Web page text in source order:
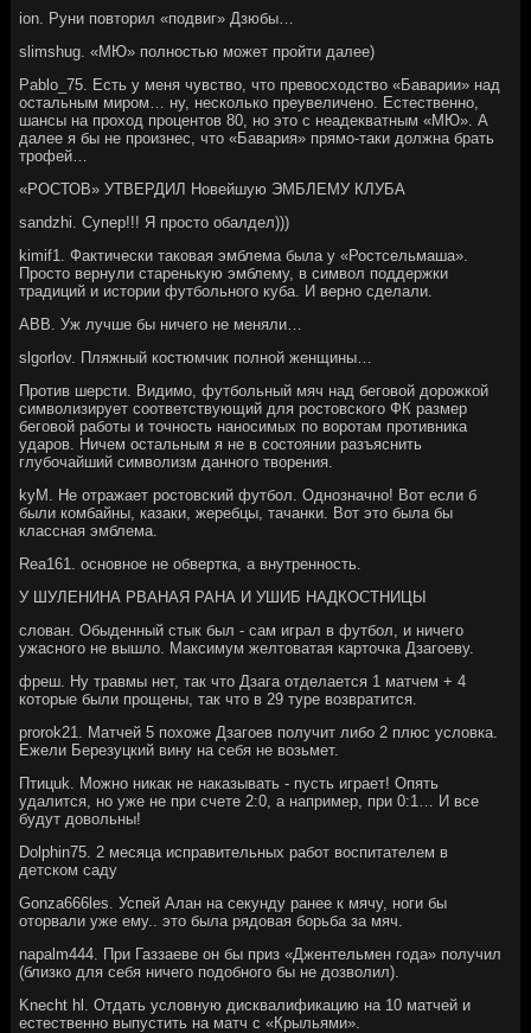
ion. Руни повторил «подвиг» Дзюбы…
slimshug. «МЮ» полностью может пройти далее)
Pablo_75. Есть у меня чувство, что превосходство «Баварии» над
остальным миром… ну, несколько преувеличено. Естественно,
шансы на проход процентов 80, но это с неадекватным «МЮ». А
далее я бы не произнес, что «Бавария» прямо-таки должна брать
трофей…
«РОСТОВ» УТВЕРДИЛ Новейшую ЭМБЛЕМУ КЛУБА
sandzhi. Супер!!! Я просто обалдел)))
kimif1. Фактически таковая эмблема была у «Ростсельмаша».
Просто вернули старенькую эмблему, в символ поддержки
традиций и истории футбольного куба. И верно сделали.
АВВ. Уж лучше бы ничего не меняли…
slgorlov. Пляжный костюмчик полной женщины…
Против шерсти. Видимо, футбольный мяч над беговой дорожкой
символизирует соответствующий для ростовского ФК размер
беговой работы и точность наносимых по воротам противника
ударов. Ничем остальным я не в состоянии разъяснить
глубочайший символизм данного творения.
kyM. Не отражает ростовский футбол. Однозначно! Вот если б
были комбайны, казаки, жеребцы, тачанки. Вот это была бы
классная эмблема.
Rea161. основное не обвертка, а внутренность.
У ШУЛЕНИНА РВАНАЯ РАНА И УШИБ НАДКОСТНИЦЫ
слован. Обыденный стык был - сам играл в футбол, и ничего
ужасного не вышло. Максимум желтоватая карточка Дзагоеву.
фреш. Ну травмы нет, так что Дзага отделается 1 матчем + 4
которые были прощены, так что в 29 туре возвратится.
prorok21. Матчей 5 похоже Дзагоев получит либо 2 плюс условка.
Ежели Березуцкий вину на себя не возьмет.
Птицuk. Можно никак не наказывать - пусть играет! Опять
удалится, но уже не при счете 2:0, а например, при 0:1… И все
будут довольны!
Dolphin75. 2 месяца исправительных работ воспитателем в
детском саду
Gonza666les. Успей Алан на секунду ранее к мячу, ноги бы
оторвали уже ему.. это была рядовая борьба за мяч.
napalm444. При Газзаеве он бы приз «Джентельмен года» получил
(близко для себя ничего подобного бы не дозволил).
Knecht hl. Отдать условную дисквалификацию на 10 матчей и
естественно выпустить на матч с «Крыльями».